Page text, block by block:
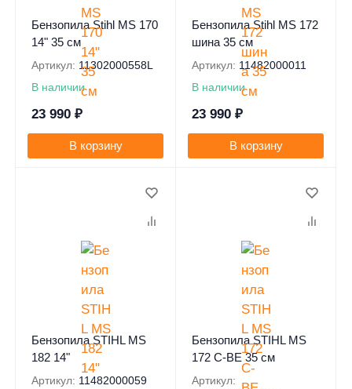
Бензопила Stihl MS 170
14" 35 см
Артикул: 11302000558L
В наличии
23 990 ₽
В корзину
Бензопила Stihl MS 172
шина 35 см
Артикул: 11482000011
В наличии
23 990 ₽
В корзину
Бензопила STIHL MS
182 14"
Артикул: 11482000059
Бензопила STIHL MS
172 C-BE 35 см
Артикул: